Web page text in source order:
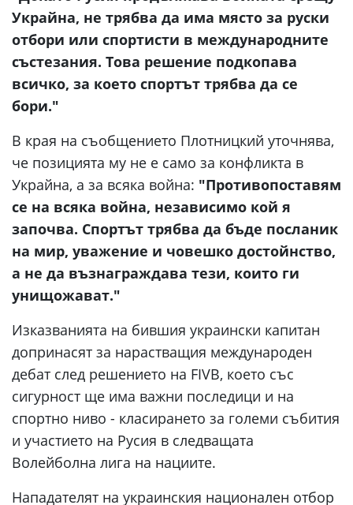
Украйна, не трябва да има място за руски
отбори или спортисти в международните
състезания. Това решение подкопава
всичко, за което спортът трябва да се
бори."
В края на съобщението Плотницкий уточнява,
че позицията му не е само за конфликта в
Украйна, а за всяка война: "Противопоставям
се на всяка война, независимо кой я
започва. Спортът трябва да бъде посланик
на мир, уважение и човешко достойнство,
а не да възнаграждава тези, които ги
унищожават."
Изказванията на бившия украински капитан
допринасят за нарастващия международен
дебат след решението на FIVB, което със
сигурност ще има важни последици и на
спортно ниво - класирането за големи събития
и участието на Русия в следващата
Волейболна лига на нациите.
Нападателят на украинския национален отбор